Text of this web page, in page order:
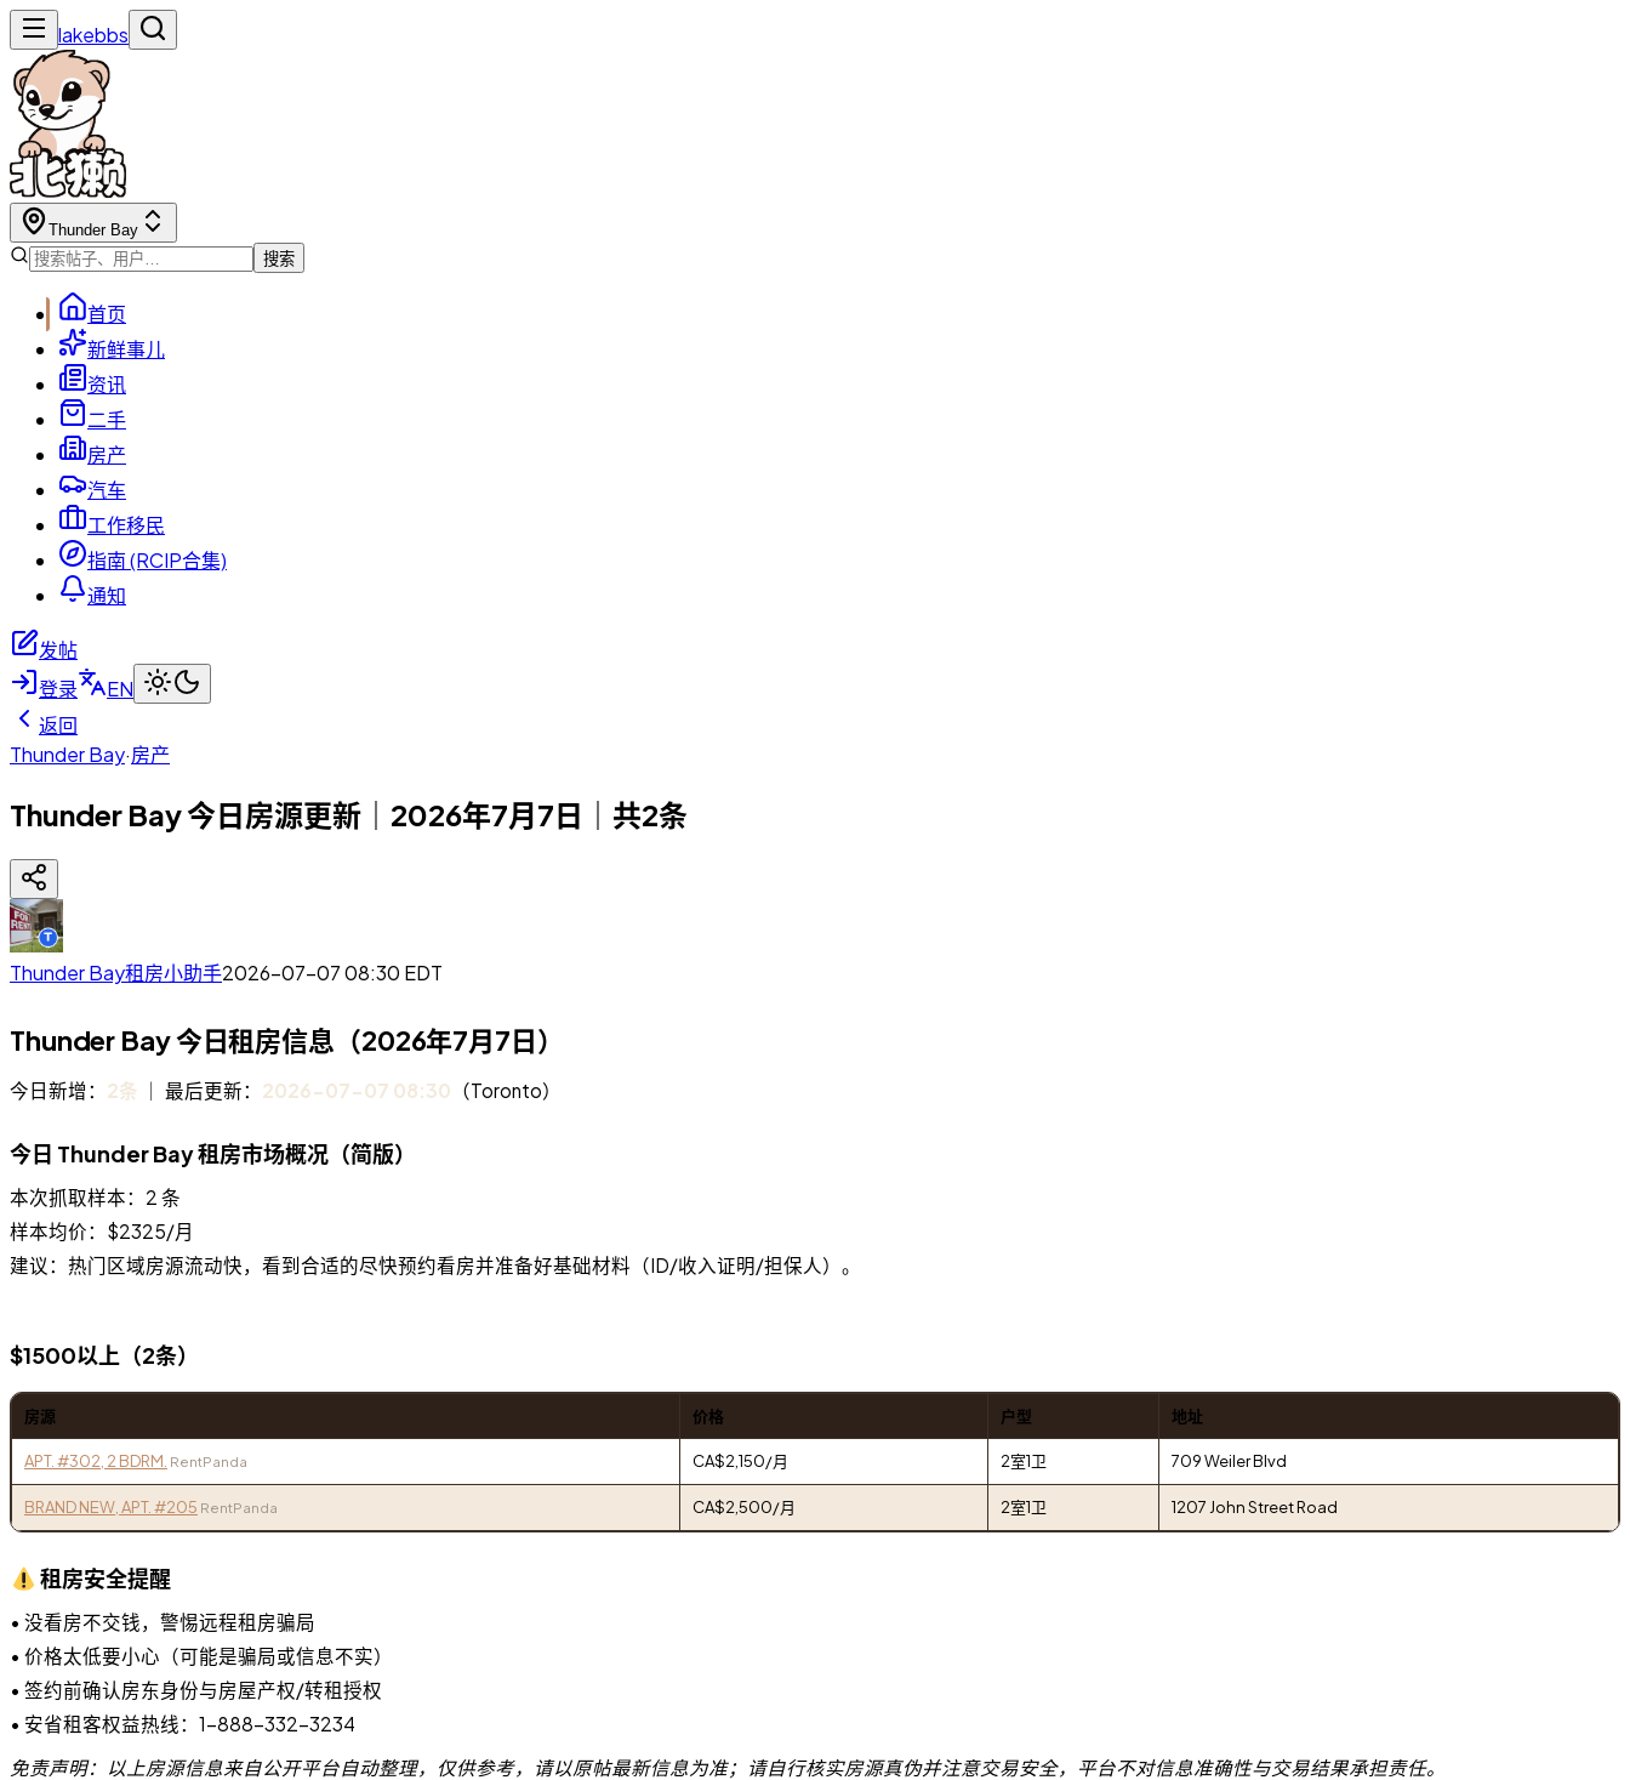
lakebbs
Thunder Bay
搜索
首页
新鲜事儿
资讯
二手
房产
汽车
工作移民
指南 (RCIP合集)
通知
发帖
登录
EN
返回
Thunder Bay·房产
Thunder Bay 今日房源更新｜2026年7月7日｜共2条
Thunder Bay租房小助手2026-07-07 08:30 EDT
Thunder Bay 今日租房信息（2026年7月7日）
今日新增： 2条 ｜ 最后更新： 2026-07-07 08:30 （Toronto）
今日 Thunder Bay 租房市场概况（简版）
本次抓取样本：2 条
样本均价：$2325/月
建议：热门区域房源流动快，看到合适的尽快预约看房并准备好基础材料（ID/收入证明/担保人）。
$1500以上（2条）
房源 价格 户型 地址
APT. #302, 2 BDRM. RentPanda CA$2,150/月 2室1卫 709 Weiler Blvd
BRAND NEW, APT. #205 RentPanda CA$2,500/月 2室1卫 1207 John Street Road
租房安全提醒
• 没看房不交钱，警惕远程租房骗局
• 价格太低要小心（可能是骗局或信息不实）
• 签约前确认房东身份与房屋产权/转租授权
• 安省租客权益热线：1-888-332-3234
免责声明：以上房源信息来自公开平台自动整理，仅供参考，请以原帖最新信息为准；请自行核实房源真伪并注意交易安全，平台不对信息准确性与交易结果承担责任。